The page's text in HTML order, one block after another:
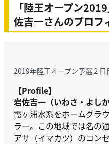
「陸王オープン
佐吉一さんのプロフ
2019年陸王オープン予選２日
【Profile】
岩佐吉一（いわさ・よしか
霞ヶ浦水系をホームグラ
ラー。この地域では名の
アサ（イマカツ）のコン